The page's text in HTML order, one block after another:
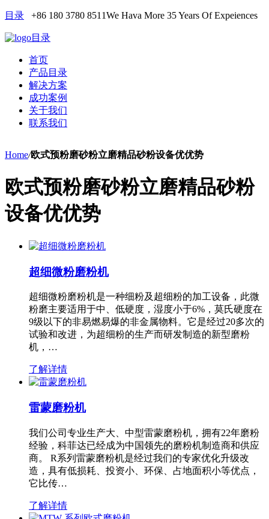
目录 +86 180 3780 8511We Hava More 35 Years Of Expeiences
目录
首页
产品目录
解决方案
成功案例
关于我们
联系我们
Home/欧式预粉磨砂粉立磨精品砂粉设备优优势
欧式预粉磨砂粉立磨精品砂粉
设备优优势
超细微粉磨粉机
超细微粉磨粉机是一种细粉及超细粉的加工设备，此微
粉磨主要适用于中、低硬度，湿度小于6%，莫氏硬度在
9级以下的非易燃易爆的非金属物料。它是经过20多次的
试验和改进，为超细粉的生产而研发制造的新型磨粉
机，…
了解详情
雷蒙磨粉机
我们公司专业生产大、中型雷蒙磨粉机，拥有22年磨粉
经验，科菲达已经成为中国领先的磨粉机制造商和供应
商。 R系列雷蒙磨粉机是经过我们的专家优化升级改
造，具有低损耗、投资小、环保、占地面积小等优点，
它比传…
了解详情